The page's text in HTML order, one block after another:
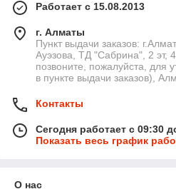
Работает с 15.08.2013
г. Алматы
Пункт выдачи заказов:
Ауэзова, ТД "Сабрина", 2 эт,
позвоните, пожалуйста, для
в пункте выдачи заказов),
Контакты
Сегодня работает с 09:30
Показать весь график
О нас